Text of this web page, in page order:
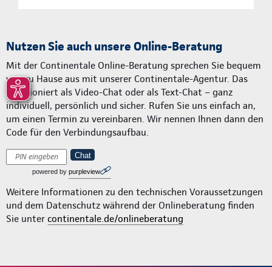
Nutzen Sie auch unsere Online-Beratung
Mit der Continentale Online-Beratung sprechen Sie bequem
von zu Hause aus mit unserer Continentale-Agentur. Das
funktioniert als Video-Chat oder als Text-Chat – ganz
individuell, persönlich und sicher. Rufen Sie uns einfach an,
um einen Termin zu vereinbaren. Wir nennen Ihnen dann den
Code für den Verbindungsaufbau.
Chat
powered by purpleview
Weitere Informationen zu den technischen Voraussetzungen
und dem Datenschutz während der Onlineberatung finden
Sie unter continentale.de/onlineberatung